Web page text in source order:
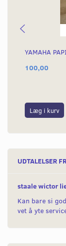
YAMAHA
100,00
Læg i kurv
UDTALELSER
staale wictor
Kan bare si
vet å yte